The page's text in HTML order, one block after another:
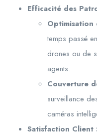
Efficacité des
Optimisation
temps passé
drones ou de
agents.
Couverture
surveillance
caméras
Satisfaction Client